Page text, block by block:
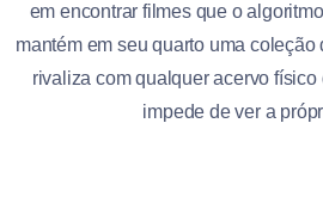
em encontrar filmes que o
mantém em seu quarto uma
rivaliza com qualquer acervo
impede de ver a